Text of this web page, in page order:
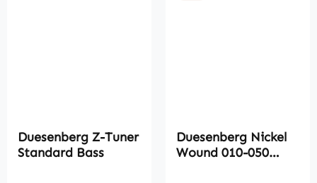
Duesenberg Z-Tuner
Standard Bass
Duesenberg Nickel
Wound 010-050